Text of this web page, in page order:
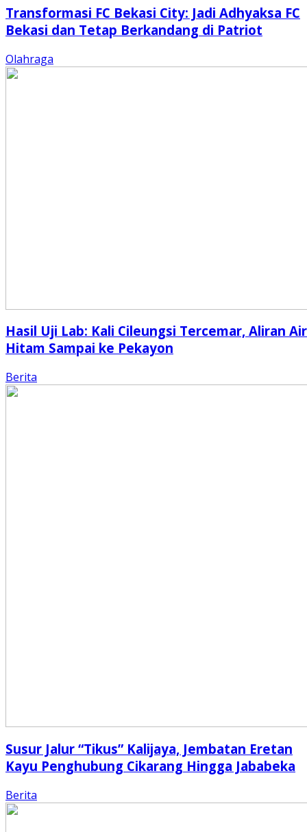
Transformasi FC Bekasi City: Jadi Adhyaksa FC
Bekasi dan Tetap Berkandang di Patriot
Olahraga
Hasil Uji Lab: Kali Cileungsi Tercemar, Aliran Air
Hitam Sampai ke Pekayon
Berita
Susur Jalur “Tikus” Kalijaya, Jembatan Eretan
Kayu Penghubung Cikarang Hingga Jababeka
Berita